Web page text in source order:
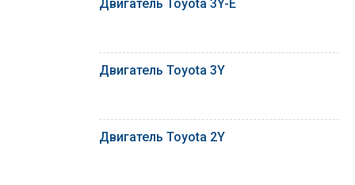
Двигатель Toyota 3Y-E
Двигатель Toyota 3Y
Двигатель Toyota 2Y